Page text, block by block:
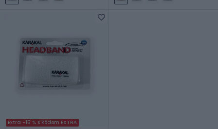
Extra -15 % s kódom EXTRA